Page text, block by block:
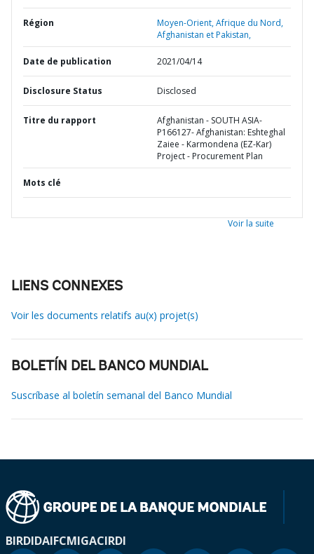
Région
Moyen-Orient, Afrique du Nord,
Afghanistan et Pakistan,
Date de publication 2021/04/14
Disclosure Status Disclosed
Titre du rapport
Afghanistan - SOUTH ASIA-
P166127- Afghanistan: Eshteghal
Zaiee - Karmondena (EZ-Kar)
Project - Procurement Plan
Mots clé
Voir la suite
LIENS CONNEXES
Voir les documents relatifs au(x) projet(s)
BOLETÍN DEL BANCO MUNDIAL
Suscríbase al boletín semanal del Banco Mundial
BIRDIDAIFCMIGACIRDI